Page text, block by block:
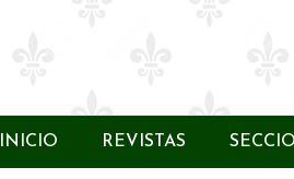
INICIO REVISTAS